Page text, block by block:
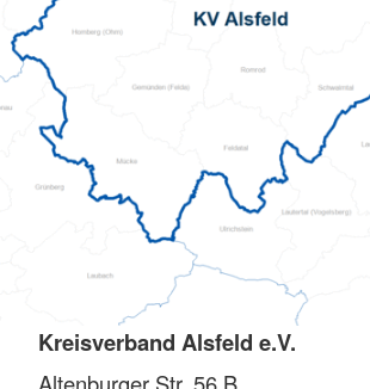
Kreisverband Alsfeld e.V.